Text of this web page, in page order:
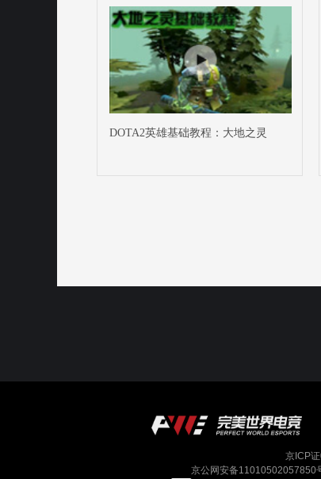
DOTA2英雄基础教程：大地之灵
京ICP
京公网安备11010502057850